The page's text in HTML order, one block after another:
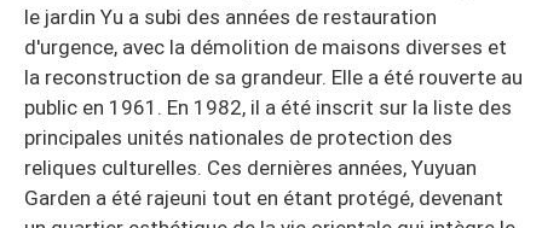
le jardin Yu a subi des années de restauration
d'urgence, avec la démolition de maisons diverses et
la reconstruction de sa grandeur. Elle a été rouverte au
public en 1961. En 1982, il a été inscrit sur la liste des
principales unités nationales de protection des
reliques culturelles. Ces dernières années, Yuyuan
Garden a été rajeuni tout en étant protégé, devenant